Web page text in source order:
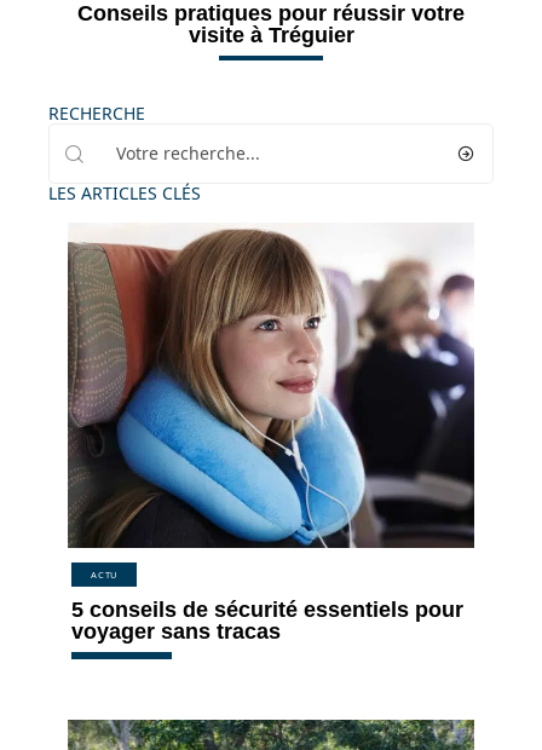
Conseils pratiques pour réussir votre
visite à Tréguier
RECHERCHE
LES ARTICLES CLÉS
ACTU
5 conseils de sécurité essentiels pour
voyager sans tracas